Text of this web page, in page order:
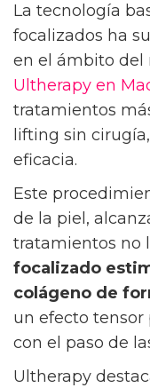
La tecnología
focalizados ha
en el ámbito del
Ultherapy en
tratamientos
lifting sin
eficacia.
Este
de la piel,
tratamientos no
focalizado
colágeno de
un efecto tensor
con el paso de
Ultherapy